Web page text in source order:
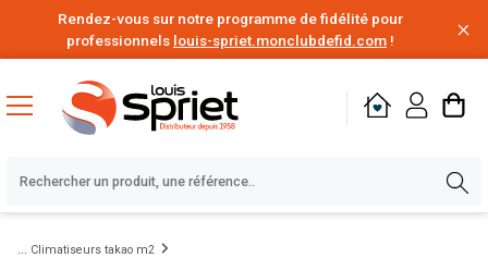
Rendez-vous sur notre programme de fidélité pour
professionnels louis-spriet.monclubdefid.com !
Climatiseurs takao m2